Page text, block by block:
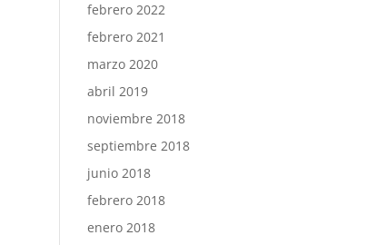
febrero 2022
febrero 2021
marzo 2020
abril 2019
noviembre 2018
septiembre 2018
junio 2018
febrero 2018
enero 2018